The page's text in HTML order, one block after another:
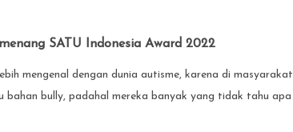
SATU Indonesia Award 2022
mengenal dengan dunia autisme, karena di masyarakat
bahan bully, padahal mereka banyak yang tidak tahu apa